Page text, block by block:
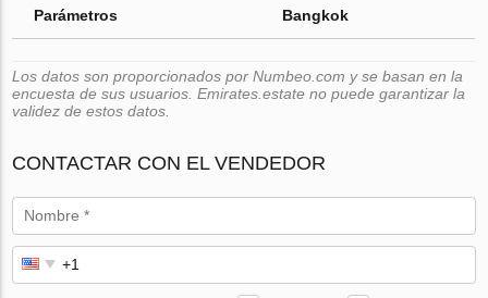
Parámetros Bangkok
Los datos son proporcionados por Numbeo.com y se basan en la
encuesta de sus usuarios. Emirates.estate no puede garantizar la
validez de estos datos.
CONTACTAR CON EL VENDEDOR